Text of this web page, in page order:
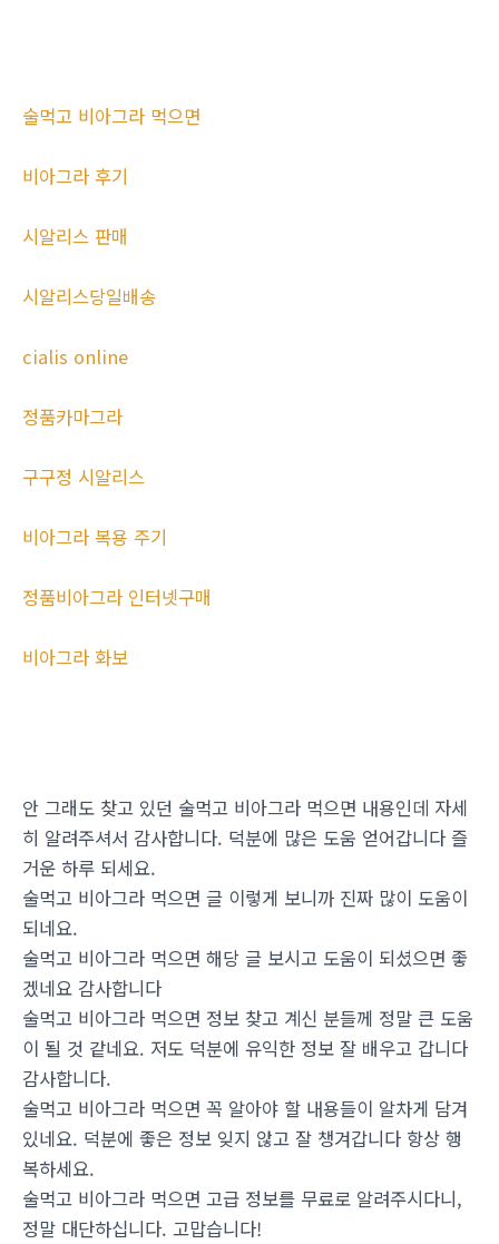
술먹고 비아그라 먹으면
비아그라 후기
시알리스 판매
시알리스당일배송
cialis online
정품카마그라
구구정 시알리스
비아그라 복용 주기
정품비아그라 인터넷구매
비아그라 화보
안 그래도 찾고 있던 술먹고 비아그라 먹으면 내용인데 자세
히 알려주셔서 감사합니다. 덕분에 많은 도움 얻어갑니다 즐
거운 하루 되세요.
술먹고 비아그라 먹으면 글 이렇게 보니까 진짜 많이 도움이
되네요.
술먹고 비아그라 먹으면 해당 글 보시고 도움이 되셨으면 좋
겠네요 감사합니다
술먹고 비아그라 먹으면 정보 찾고 계신 분들께 정말 큰 도움
이 될 것 같네요. 저도 덕분에 유익한 정보 잘 배우고 갑니다
감사합니다.
술먹고 비아그라 먹으면 꼭 알아야 할 내용들이 알차게 담겨
있네요. 덕분에 좋은 정보 잊지 않고 잘 챙겨갑니다 항상 행
복하세요.
술먹고 비아그라 먹으면 고급 정보를 무료로 알려주시다니,
정말 대단하십니다. 고맙습니다!